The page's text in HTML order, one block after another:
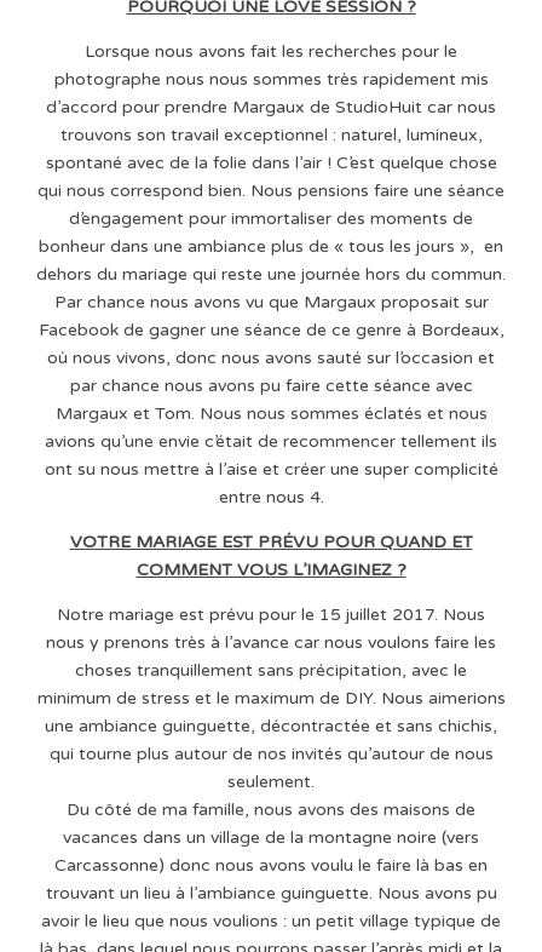
POURQUOI UNE LOVE SESSION ?
Lorsque nous avons fait les recherches pour le
photographe nous nous sommes très rapidement mis
d’accord pour prendre Margaux de StudioHuit car nous
trouvons son travail exceptionnel : naturel, lumineux,
spontané avec de la folie dans l’air ! C’est quelque chose
qui nous correspond bien. Nous pensions faire une séance
d’engagement pour immortaliser des moments de
bonheur dans une ambiance plus de « tous les jours », en
dehors du mariage qui reste une journée hors du commun.
Par chance nous avons vu que Margaux proposait sur
Facebook de gagner une séance de ce genre à Bordeaux,
où nous vivons, donc nous avons sauté sur l’occasion et
par chance nous avons pu faire cette séance avec
Margaux et Tom. Nous nous sommes éclatés et nous
avions qu’une envie c’était de recommencer tellement ils
ont su nous mettre à l’aise et créer une super complicité
entre nous 4.
VOTRE MARIAGE EST PRÉVU POUR QUAND ET
COMMENT VOUS L’IMAGINEZ ?
Notre mariage est prévu pour le 15 juillet 2017. Nous
nous y prenons très à l’avance car nous voulons faire les
choses tranquillement sans précipitation, avec le
minimum de stress et le maximum de DIY. Nous aimerions
une ambiance guinguette, décontractée et sans chichis,
qui tourne plus autour de nos invités qu’autour de nous
seulement.
Du côté de ma famille, nous avons des maisons de
vacances dans un village de la montagne noire (vers
Carcassonne) donc nous avons voulu le faire là bas en
trouvant un lieu à l’ambiance guinguette. Nous avons pu
avoir le lieu que nous voulions : un petit village typique de